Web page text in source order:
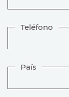
Teléfono
País